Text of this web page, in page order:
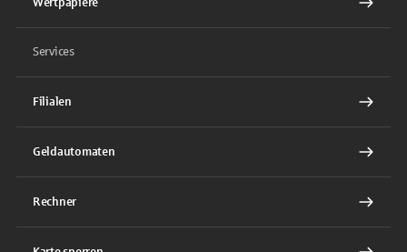
Services
Filialen
Geldautomaten
Rechner